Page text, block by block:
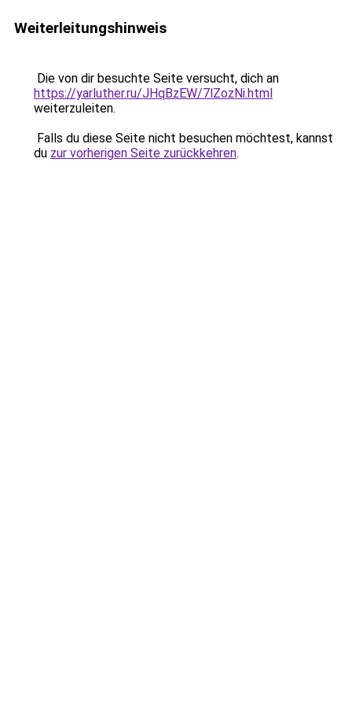
Weiterleitungshinweis
Die von dir besuchte Seite versucht, dich an
https://yarluther.ru/JHqBzEW/7lZozNi.html
weiterzuleiten.
Falls du diese Seite nicht besuchen möchtest, kannst
du zur vorherigen Seite zurückkehren.